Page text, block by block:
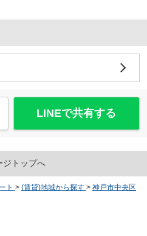
LINEで共有する
ジトップへ
ト > (賃貸)地域から探す > 神戸市中央区